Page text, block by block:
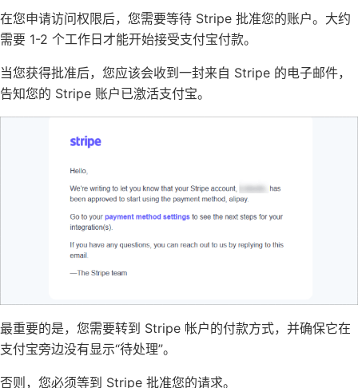
在您申请访问权限后，您需要等待 Stripe 批准您的账户。大约
需要 1-2 个工作日才能开始接受支付宝付款。
当您获得批准后，您应该会收到一封来自 Stripe 的电子邮件，
告知您的 Stripe 账户已激活支付宝。
最重要的是，您需要转到 Stripe 帐户的付款方式，并确保它在
支付宝旁边没有显示“待处理”。
否则，您必须等到 Stripe 批准您的请求。